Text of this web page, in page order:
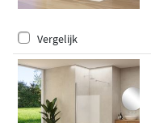
Vergelijk